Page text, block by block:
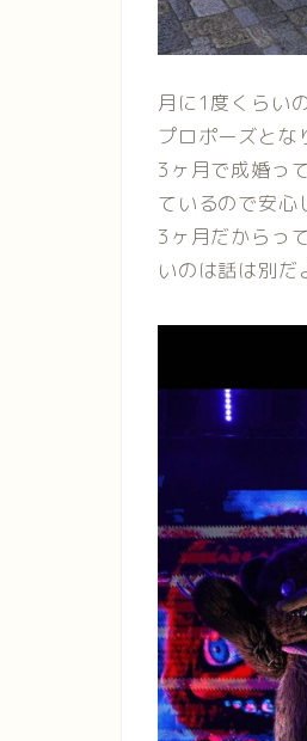
月に1度くらい
プロポーズとな
3ヶ月で成婚っ
ているので安心
3ヶ月だからっ
いのは話は別だ